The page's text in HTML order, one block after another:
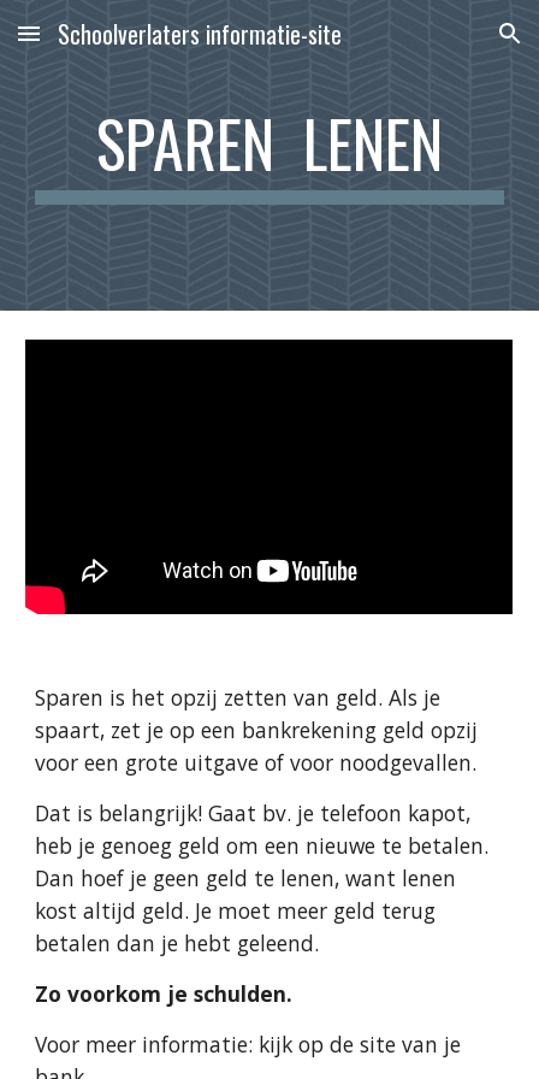
Skip to main content Skip to navigation
Schoolverlaters informatie-site
SPAREN  LENEN
Sparen is het opzij zetten van geld. Als je
spaart, zet je op een bankrekening geld opzij
voor een grote uitgave of voor noodgevallen.
Dat is belangrijk! Gaat bv. je telefoon kapot,
heb je genoeg geld om een nieuwe te betalen.
Dan hoef je geen geld te lenen, want lenen
kost altijd geld. Je moet meer geld terug
betalen dan je hebt geleend.
Zo voorkom je schulden.
Voor meer informatie: kijk op de site van je